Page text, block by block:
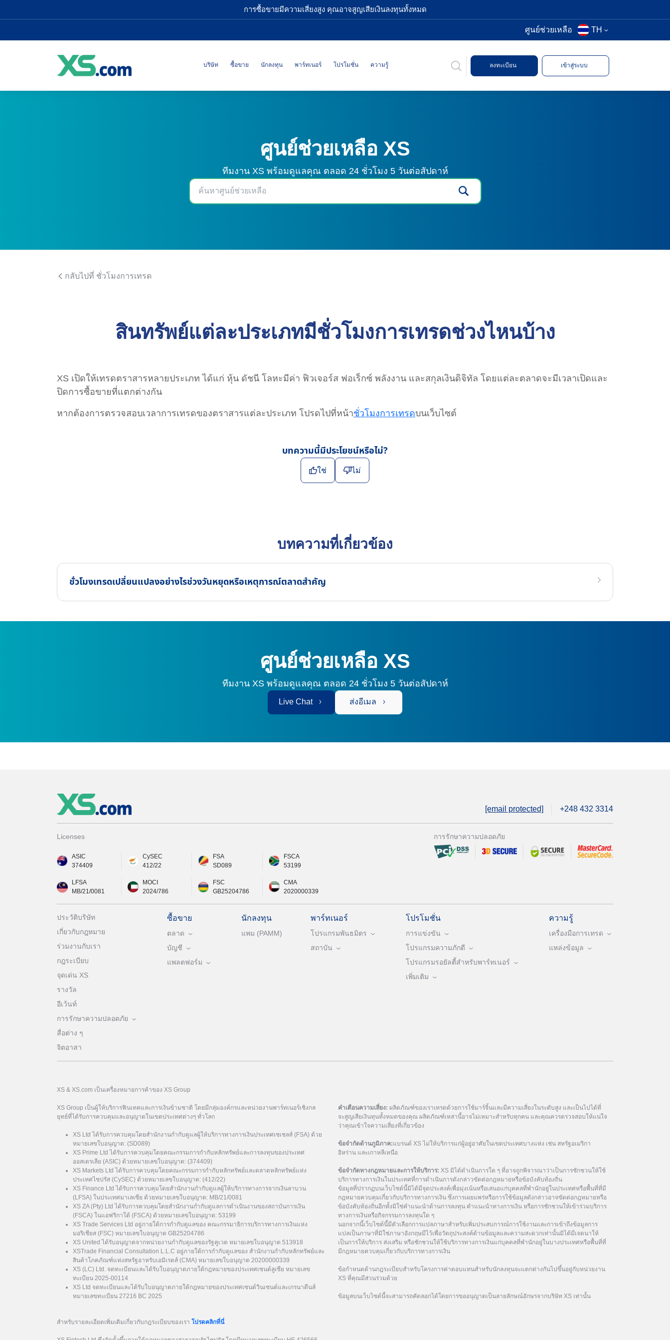
การซื้อขายมีความเสี่ยงสูง คุณอาจสูญเสียเงินลงทุนทั้งหมด
ศูนย์ช่วยเหลือ TH
บริษัท ซื้อขาย นักลงทุน พาร์ทเนอร์ โปรโมชั่น ความรู้ ลงทะเบียน เข้าสู่ระบบ
ศูนย์ช่วยเหลือ XS
ทีมงาน XS พร้อมดูแลคุณ ตลอด 24 ชั่วโมง 5 วันต่อสัปดาห์
กลับไปที่ ชั่วโมงการเทรด
สินทรัพย์แต่ละประเภทมีชั่วโมงการเทรดช่วงไหนบ้าง
XS เปิดให้เทรดตราสารหลายประเภท ได้แก่ หุ้น ดัชนี โลหะมีค่า ฟิวเจอร์ส ฟอเร็กซ์ พลังงาน และสกุลเงินดิจิทัล โดยแต่ละตลาดจะมีเวลาเปิดและ
ปิดการซื้อขายที่แตกต่างกัน
หากต้องการตรวจสอบเวลาการเทรดของตราสารแต่ละประเภท โปรดไปที่หน้าชั่วโมงการเทรดบนเว็บไซต์
บทความนี้มีประโยชน์หรือไม่?
ใช่ ไม่
บทความที่เกี่ยวข้อง
ชั่วโมงเทรดเปลี่ยนแปลงอย่างไรช่วงวันหยุดหรือเหตุการณ์ตลาดสำคัญ
ศูนย์ช่วยเหลือ XS
ทีมงาน XS พร้อมดูแลคุณ ตลอด 24 ชั่วโมง 5 วันต่อสัปดาห์
Live Chat ส่งอีเมล
[email protected] +248 432 3314
Licenses
ASIC
374409
CySEC
412/22
FSA
SD089
FSCA
53199
LFSA
MB/21/0081
MOCI
2024/786
FSC
GB25204786
CMA
2020000339
การรักษาความปลอดภัย
ประวัติบริษัท
เกี่ยวกับกฎหมาย
ร่วมงานกับเรา
กฎระเบียบ
จุดเด่น XS
รางวัล
อีเว้นท์
การรักษาความปลอดภัย
สื่อต่าง ๆ
จิตอาสา
ซื้อขาย
ตลาด
บัญชี
แพลตฟอร์ม
นักลงทุน
แพม (PAMM)
พาร์ทเนอร์
โปรแกรมพันธมิตร
สถาบัน
โปรโมชั่น
การแข่งขัน
โปรแกรมความภักดี
โปรแกรมรอยัลตี้สำหรับพาร์ทเนอร์
เพิ่มเติม
ความรู้
เครื่องมือการเทรด
แหล่งข้อมูล
XS & XS.com เป็นเครื่องหมายการค้าของ XS Group
XS Group เป็นผู้ให้บริการฟินเทคและการเงินข้ามชาติ โดยมีกลุ่มองค์กรและหน่วยงานพาร์ทเนอร์เชิงกล
ยุทธ์ที่ได้รับการควบคุมและอนุญาตในเขตประเทศต่างๆ ทั่วโลก
XS Ltd ได้รับการควบคุมโดยสำนักงานกำกับดูแลผู้ให้บริการทางการเงินประเทศเซเชลส์ (FSA) ด้วย
หมายเลขใบอนุญาต: (SD089)
XS Prime Ltd ได้รับการควบคุมโดยคณะกรรมการกำกับหลักทรัพย์และการลงทุนของประเทศ
ออสเตรเลีย (ASIC) ด้วยหมายเลขใบอนุญาต: (374409)
XS Markets Ltd ได้รับการควบคุมโดยคณะกรรมการกำกับหลักทรัพย์และตลาดหลักทรัพย์แห่ง
ประเทศไซปรัส (CySEC) ด้วยหมายเลขใบอนุญาต: (412/22)
XS Finance Ltd ได้รับการควบคุมโดยสำนักงานกำกับดูแลผู้ให้บริการทางการจากเงินลาบวน
(LFSA) ในประเทศมาเลเซีย ด้วยหมายเลขใบอนุญาต: MB/21/0081
XS ZA (Pty) Ltd ได้รับการควบคุมโดยสำนักงานกำกับดูแลการดำเนินงานของสถาบันการเงิน
(FSCA) ในแอฟริกาใต้ (FSCA) ด้วยหมายเลขใบอนุญาต: 53199
XS Trade Services Ltd อยู่ภายใต้การกำกับดูแลของ คณะกรรมาธิการบริการทางการเงินแห่ง
มอริเชียส (FSC) หมายเลขใบอนุญาต GB25204786
XS United ได้รับอนุญาตจากหน่วยงานกำกับดูแลของรัฐคูเวต หมายเลขใบอนุญาต 513918
XSTrade Financial Consultation L.L.C อยู่ภายใต้การกำกับดูแลของ สำนักงานกำกับหลักทรัพย์และ
สินค้าโภคภัณฑ์แห่งสหรัฐอาหรับเอมิเรตส์ (CMA) หมายเลขใบอนุญาต 20200000339
XS (LC) Ltd. จดทะเบียนและได้รับใบอนุญาตภายใต้กฎหมายของประเทศเซนต์ลูเซีย หมายเลข
ทะเบียน 2025-00114
XS Ltd จดทะเบียนและได้รับใบอนุญาตภายใต้กฎหมายของประเทศเซนต์วินเซนต์และเกรนาดีนส์
หมายเลขทะเบียน 27216 BC 2025
สำหรับรายละเอียดเพิ่มเติมเกี่ยวกับกฎระเบียบของเรา โปรดคลิกที่นี่
คำเตือนความเสี่ยง: ผลิตภัณฑ์ของเราเทรดด้วยการใช้มาร์จิ้นและมีความเสี่ยงในระดับสูง และเป็นไปได้ที่
จะสูญเสียเงินทุนทั้งหมดของคุณ ผลิตภัณฑ์เหล่านี้อาจไม่เหมาะสำหรับทุกคน และคุณควรตรวจสอบให้แน่ใจ
ว่าคุณเข้าใจความเสี่ยงที่เกี่ยวข้อง
ข้อจำกัดด้านภูมิภาค:แบรนด์ XS ไม่ให้บริการแก่ผู้อยู่อาศัยในเขตประเทศบางแห่ง เช่น สหรัฐอเมริกา
อิหร่าน และเกาหลีเหนือ
ข้อจำกัดทางกฎหมายและการให้บริการ: XS มิได้ดำเนินการใด ๆ ที่อาจถูกพิจารณาว่าเป็นการชักชวนให้ใช้
บริการทางการเงินในประเทศที่การดำเนินการดังกล่าวขัดต่อกฎหมายหรือข้อบังคับท้องถิ่น
ข้อมูลที่ปรากฏบนเว็บไซต์นี้มิได้มีจุดประสงค์เพื่อมุ่งเน้นหรือเสนอแก่บุคคลที่พำนักอยู่ในประเทศหรือพื้นที่ที่มี
กฎหมายควบคุมเกี่ยวกับบริการทางการเงิน ซึ่งการเผยแพร่หรือการใช้ข้อมูลดังกล่าวอาจขัดต่อกฎหมายหรือ
ข้อบังคับท้องถิ่นอีกทั้งมิใช่คำแนะนำด้านการลงทุน คำแนะนำทางการเงิน หรือการชักชวนให้เข้าร่วมบริการ
ทางการเงินหรือกิจกรรมการลงทุนใด ๆ
นอกจากนี้เว็บไซต์นี้มีตัวเลือกการแปลภาษาสำหรับเพิ่มประสบการณ์การใช้งานและการเข้าถึงข้อมูลการ
แปลเป็นภาษาที่มิใช่ภาษาอังกฤษมีไว้เพื่อวัตถุประสงค์ด้านข้อมูลและความสะดวกเท่านั้นมิได้มีเจตนาให้
เป็นการให้บริการ ส่งเสริม หรือชักชวนให้ใช้บริการทางการเงินแก่บุคคลที่พำนักอยู่ในบางประเทศหรือพื้นที่ที่
มีกฎหมายควบคุมเกี่ยวกับบริการทางการเงิน
ข้อกำหนดด้านกฎระเบียบสำหรับโครงการค่าตอบแทนสำหรับนักลงทุนจะแตกต่างกันไปขึ้นอยู่กับหน่วยงาน
XS ที่คุณมีส่วนร่วมด้วย
ข้อมูลบนเว็บไซต์นี้จะสามารถคัดลอกได้โดยการขออนุญาตเป็นลายลักษณ์อักษรจากบริษัท XS เท่านั้น